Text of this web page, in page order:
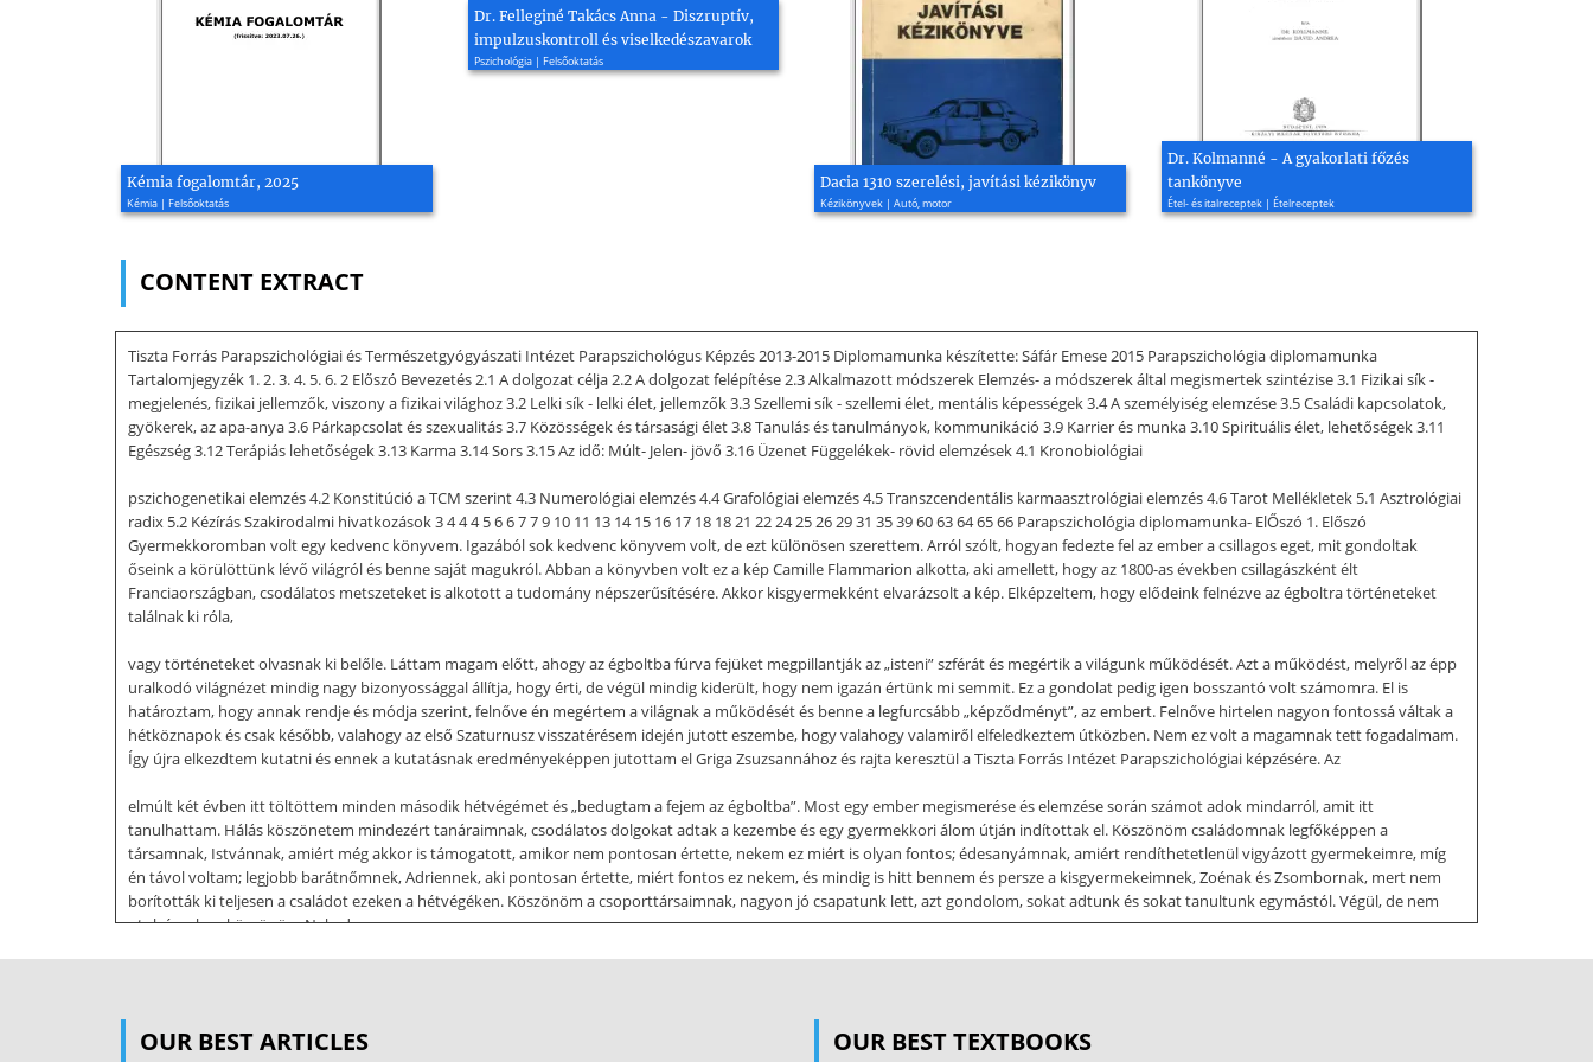
Kémia fogalomtár, 2025
Kémia | Felsőoktatás
Dr. Felleginé Takács Anna - Diszruptív,
impulzuskontroll és viselkedészavarok
Pszichológia | Felsőoktatás
Dacia 1310 szerelési, javítási kézikönyv
Kézikönyvek | Autó, motor
Dr. Kolmanné - A gyakorlati főzés
tankönyve
Étel- és italreceptek | Ételreceptek
CONTENT EXTRACT
Tiszta Forrás Parapszichológiai és Természetgyógyászati Intézet Parapszichológus Képzés 2013-2015 Diplomamunka készítette: Sáfár Emese 2015 Parapszichológia diplomamunka
Tartalomjegyzék 1. 2. 3. 4. 5. 6. 2 Előszó Bevezetés 2.1 A dolgozat célja 2.2 A dolgozat felépítése 2.3 Alkalmazott módszerek Elemzés- a módszerek által megismertek szintézise 3.1 Fizikai sík -
megjelenés, fizikai jellemzők, viszony a fizikai világhoz 3.2 Lelki sík - lelki élet, jellemzők 3.3 Szellemi sík - szellemi élet, mentális képességek 3.4 A személyiség elemzése 3.5 Családi kapcsolatok,
gyökerek, az apa-anya 3.6 Párkapcsolat és szexualitás 3.7 Közösségek és társasági élet 3.8 Tanulás és tanulmányok, kommunikáció 3.9 Karrier és munka 3.10 Spirituális élet, lehetőségek 3.11
Egészség 3.12 Terápiás lehetőségek 3.13 Karma 3.14 Sors 3.15 Az idő: Múlt- Jelen- jövő 3.16 Üzenet Függelékek- rövid elemzések 4.1 Kronobiológiai
pszichogenetikai elemzés 4.2 Konstitúció a TCM szerint 4.3 Numerológiai elemzés 4.4 Grafológiai elemzés 4.5 Transzcendentális karmaasztrológiai elemzés 4.6 Tarot Mellékletek 5.1 Asztrológiai
radix 5.2 Kézírás Szakirodalmi hivatkozások 3 4 4 4 5 6 6 7 7 9 10 11 13 14 15 16 17 18 18 21 22 24 25 26 29 31 35 39 60 63 64 65 66 Parapszichológia diplomamunka- ElŐszó 1. Előszó
Gyermekkoromban volt egy kedvenc könyvem. Igazából sok kedvenc könyvem volt, de ezt különösen szerettem. Arról szólt, hogyan fedezte fel az ember a csillagos eget, mit gondoltak
őseink a körülöttünk lévő világról és benne saját magukról. Abban a könyvben volt ez a kép Camille Flammarion alkotta, aki amellett, hogy az 1800-as években csillagászként élt
Franciaországban, csodálatos metszeteket is alkotott a tudomány népszerűsítésére. Akkor kisgyermekként elvarázsolt a kép. Elképzeltem, hogy elődeink felnézve az égboltra történeteket
találnak ki róla,
vagy történeteket olvasnak ki belőle. Láttam magam előtt, ahogy az égboltba fúrva fejüket megpillantják az „isteni” szférát és megértik a világunk működését. Azt a működést, melyről az épp
uralkodó világnézet mindig nagy bizonyossággal állítja, hogy érti, de végül mindig kiderült, hogy nem igazán értünk mi semmit. Ez a gondolat pedig igen bosszantó volt számomra. El is
határoztam, hogy annak rendje és módja szerint, felnőve én megértem a világnak a működését és benne a legfurcsább „képződményt”, az embert. Felnőve hirtelen nagyon fontossá váltak a
hétköznapok és csak később, valahogy az első Szaturnusz visszatérésem idején jutott eszembe, hogy valahogy valamiről elfeledkeztem útközben. Nem ez volt a magamnak tett fogadalmam.
Így újra elkezdtem kutatni és ennek a kutatásnak eredményeképpen jutottam el Griga Zsuzsannához és rajta keresztül a Tiszta Forrás Intézet Parapszichológiai képzésére. Az
elmúlt két évben itt töltöttem minden második hétvégémet és „bedugtam a fejem az égboltba”. Most egy ember megismerése és elemzése során számot adok mindarról, amit itt
tanulhattam. Hálás köszönetem mindezért tanáraimnak, csodálatos dolgokat adtak a kezembe és egy gyermekkori álom útján indítottak el. Köszönöm családomnak legfőképpen a
társamnak, Istvánnak, amiért még akkor is támogatott, amikor nem pontosan értette, nekem ez miért is olyan fontos; édesanyámnak, amiért rendíthetetlenül vigyázott gyermekeimre, míg
én távol voltam; legjobb barátnőmnek, Adriennek, aki pontosan értette, miért fontos ez nekem, és mindig is hitt bennem és persze a kisgyermekeimnek, Zoénak és Zsombornak, mert nem
borították ki teljesen a családot ezeken a hétvégéken. Köszönöm a csoporttársaimnak, nagyon jó csapatunk lett, azt gondolom, sokat adtunk és sokat tanultunk egymástól. Végül, de nem
utolsósorban köszönöm Neked
jelent. Szűkebb értelemben azoknak a jelenségeknek a vizsgálata, amelyekre a modern tudományos eszközökkel nem tudunk magyarázatot 1 találni . Tágabb értelemben a parapszichológia
azon megismerési és terápiás módszereket is magába tömöríti, melyeket az ősi, okkult tanok, valamint az újkori kutatások és megfigyelések alátámasztanak és alkalmaznak, annak ellenére,
OUR BEST ARTICLES OUR BEST TEXTBOOKS